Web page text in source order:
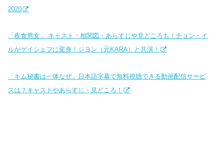
2020
「夜食男女」 キャスト・相関図・あらすじや見どころも！チョン・イ
ルがゲイシェフに変身！ジヨン（元KARA）と共演！
「キム秘書は一体なぜ」日本語字幕で無料視聴できる動画配信サービ
スは？キャストやあらすじ・見どころ！